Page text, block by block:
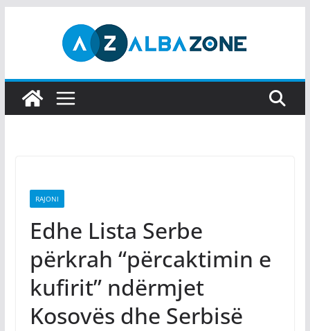
RAJONI
Edhe Lista Serbe
përkrah “përcaktimin e
kufirit” ndërmjet
Kosovës dhe Serbisë